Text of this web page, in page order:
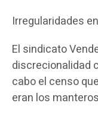
Irregularidades
El sindicato
discrecionalidad
cabo el censo
eran los